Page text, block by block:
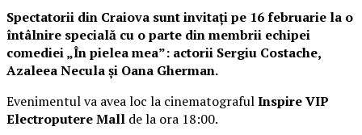
Spectatorii din Craiova sunt invitați pe 16 februarie la o
întâlnire specială cu o parte din membrii echipei
comediei „În pielea mea”: actorii Sergiu Costache,
Azaleea Necula și Oana Gherman.
Evenimentul va avea loc la cinematografulInspire VIP
Electroputere Mall de la ora 18:00.